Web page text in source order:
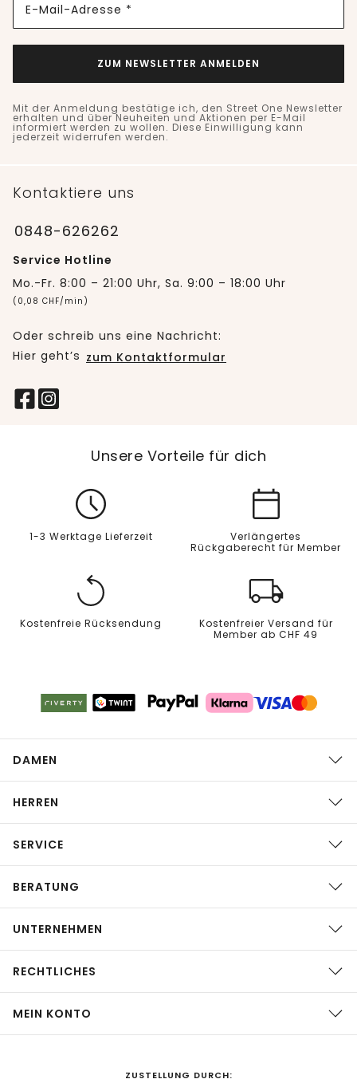
E-Mail-Adresse *
ZUM NEWSLETTER ANMELDEN
Mit der Anmeldung bestätige ich, den Street One Newsletter
erhalten und über Neuheiten und Aktionen per E-Mail
informiert werden zu wollen. Diese Einwilligung kann
jederzeit widerrufen werden.
Kontaktiere uns
0848-626262
Service Hotline
Mo.-Fr. 8:00 – 21:00 Uhr, Sa. 9:00 – 18:00 Uhr
(0,08 CHF/min)
Oder schreib uns eine Nachricht:
Hier geht’s zum Kontaktformular
Unsere Vorteile für dich
1-3 Werktage Lieferzeit
Verlängertes
Rückgaberecht für Member
Kostenfreie Rücksendung
Kostenfreier Versand für
Member ab CHF 49
DAMEN
HERREN
SERVICE
BERATUNG
UNTERNEHMEN
RECHTLICHES
MEIN KONTO
ZUSTELLUNG DURCH: